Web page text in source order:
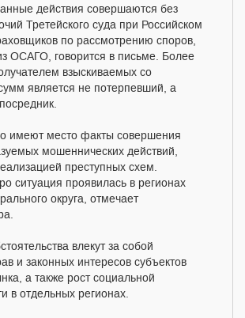
действия совершаются без
Третейского суда при Российском
по рассмотрению споров,
ОСАГО, говорится в письме. Более
взыскиваемых со
является не потерпевший, а
имеют место факты совершения
мошеннических действий,
преступных схем.
ситуация проявилась в регионах
округа, отмечает
влекут за собой
и законных интересов субъектов
а также рост социальной
в отдельных регионах.